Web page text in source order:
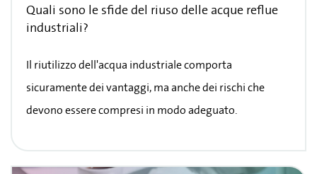
Quali sono le sfide del riuso delle acque reflue
industriali?
Il riutilizzo dell'acqua industriale comporta
sicuramente dei vantaggi, ma anche dei rischi che
devono essere compresi in modo adeguato.